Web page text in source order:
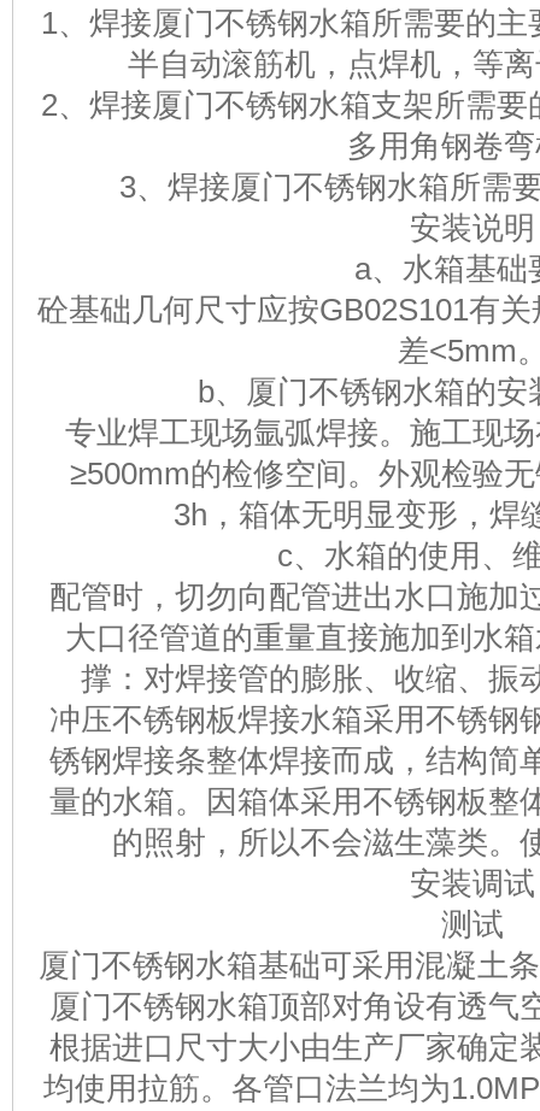
1、焊接厦门不锈钢水箱所需要的
半自动滚筋机，点焊机，等
2、焊接厦门不锈钢水箱支架所需
多用角钢卷
3、焊接厦门不锈钢水箱所需
安装说明
a、水箱基础
砼基础几何尺寸应按GB02S101有
差<5mm
b、厦门不锈钢水箱的
专业焊工现场氩弧焊接。施工现
≥500mm的检修空间。外观检验
3h，箱体无明显变形，焊
c、水箱的使用、
配管时，切勿向配管进出水口施加
大口径管道的重量直接施加到水
撑：对焊接管的膨胀、收缩、振
冲压不锈钢板焊接水箱采用不锈钢
锈钢焊接条整体焊接而成，结构简
量的水箱。因箱体采用不锈钢板整
的照射，所以不会滋生藻类。
安装调试
测试
厦门不锈钢水箱基础可采用混凝土
厦门不锈钢水箱顶部对角设有透气
根据进口尺寸大小由生产厂家确定
均使用拉筋。各管口法兰均为